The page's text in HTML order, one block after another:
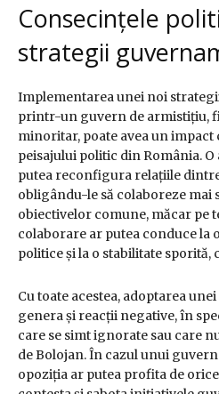
Consecințele
strategii
Implementarea unei noi
printr-un guvern de armistițiu,
minoritar, poate avea un
peisajului politic din România.
putea reconfigura relațiile
obligându-le să colaboreze
obiectivelor comune, măcar pe
colaborare ar putea conduce la
politice și la o stabilitate sporită,
Cu toate acestea, adoptarea
genera și reacții negative, în
care se simt ignorate sau care
de Bolojan. În cazul unui
opoziția ar putea profita de